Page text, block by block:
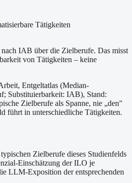
Tätigkeiten
IAB über die Zielberufe. Das misst
von Tätigkeiten – keine
Entgeltatlas (Median-
; Substituierbarkeit: IAB), Stand:
Zielberufe als Spanne, nie „den"
führt in unterschiedliche Tätigkeiten.
Zielberufe dieses Studienfelds
Einschätzung der ILO je
LLM-Exposition der entsprechenden